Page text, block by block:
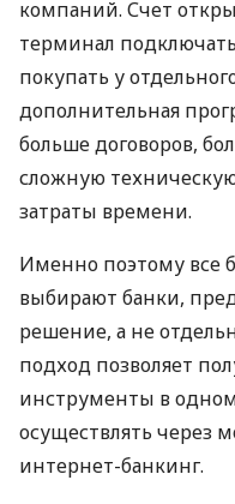
компаний. Счет
терминал
покупать у
дополнительная
больше договоров,
сложную
затраты времени.
Именно поэтому все
выбирают банки,
решение, а не
подход позволяет
инструменты в
осуществлять через
интернет-банкинг.